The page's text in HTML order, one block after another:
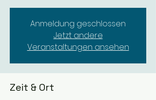
Anmeldung geschlossen
Jetzt andere
Veranstaltungen ansehen
Zeit & Ort